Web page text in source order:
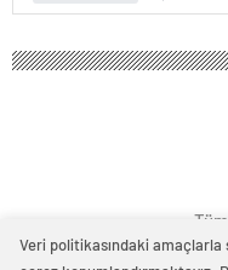
Veri politikasındaki amaçlarla